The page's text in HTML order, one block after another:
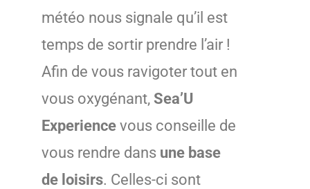
météo nous signale qu’il est
temps de sortir prendre l’air !
Afin de vous ravigoter tout en
vous oxygénant, Sea’U
Experience vous conseille de
vous rendre dans une base
de loisirs. Celles-ci sont